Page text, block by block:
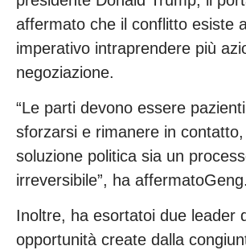
affermato che il conflitto esiste
imperativo intraprendere più
negoziazione.
“Le parti devono essere
sforzarsi e rimanere in
soluzione politica sia un
irreversibile”, ha affermatoGeng.
Inoltre, ha esortatoi due leader
opportunità create dalla